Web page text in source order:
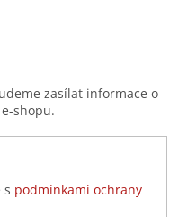
zasílat informace o
shopu.
s podmínkami ochrany